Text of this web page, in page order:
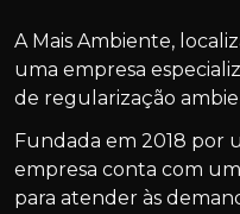
A Mais Ambiente,
uma empresa
de regularização
Fundada em 2018 por
empresa conta com
para atender às